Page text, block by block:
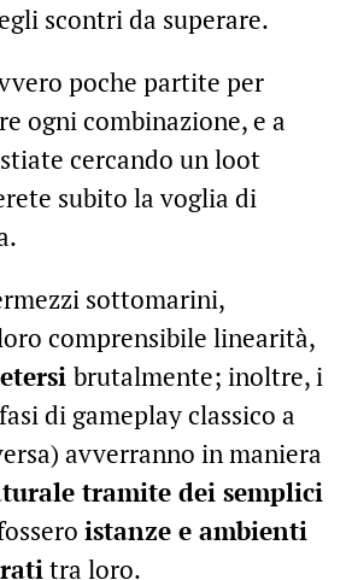
scontri da superare.
poche partite per
ogni combinazione, e a
cercando un loot
subito la voglia di
sottomarini,
comprensibile linearità,
brutalmente; inoltre, i
di gameplay classico a
avverranno in maniera
tramite dei semplici
istanze e ambienti
tra loro.